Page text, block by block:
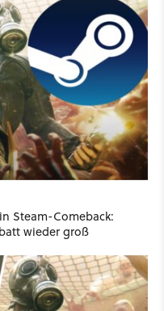
Steam-Comeback:
wieder groß